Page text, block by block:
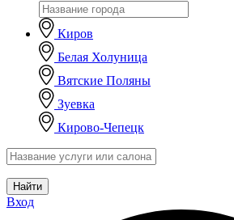
Киров
Белая Холуница
Вятские Поляны
Зуевка
Кирово-Чепецк
Найти
Вход